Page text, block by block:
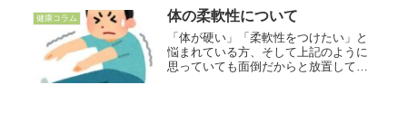
る内臓器の働きも向上させる効果があ
り...
健康コラム 体の柔軟性について
「体が硬い」「柔軟性をつけたい」と
悩まれている方、そして上記のように
思っていても面倒だからと放置してい